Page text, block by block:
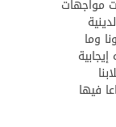
مواجهات
وما
فيها